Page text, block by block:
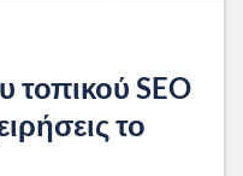
τοπικού SEO
το